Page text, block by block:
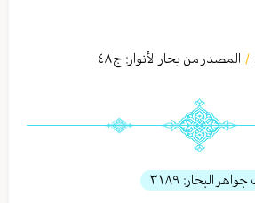
/ المصدر من بحار الأنوار: ج٤٨
جواهر البحار: ٣١٨٩